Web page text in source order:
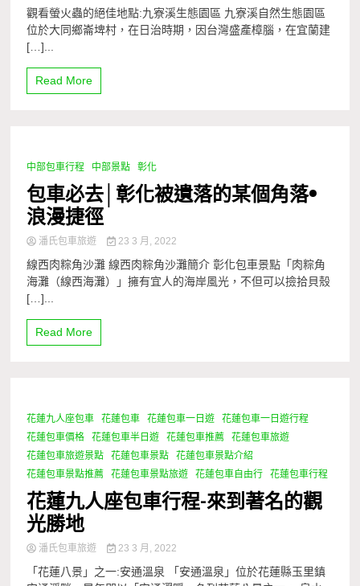
觀看螢火蟲的絕佳地點:九寮溪生態園區 九寮溪自然生態園區
位於大同鄉崙埤村，在日治時期，因台灣盛產樟腦，在宜蘭建
[…]...
Read More
1 Minute
中部包車行程 中部景點 彰化
包車必去│彰化被遺落的某個角落•
浪漫捷徑
潘氏包車旅遊 23 3 月, 2022
線西肉粽角沙灘 線西肉粽角沙灘簡介 彰化包車景點「肉粽角
海灘（線西海灘）」擁有宜人的海岸風光，不但可以撿拾貝殼
[…]...
Read More
1 Minute
花蓮九人座包車 花蓮包車 花蓮包車一日遊
花蓮包車一日遊行程
花蓮包車價格
花蓮包車半日遊 花蓮包車推薦
花蓮包車旅遊
花蓮包車旅遊景點
花蓮包車景點
花蓮包車景點介紹
花蓮包車景點推薦
花蓮包車景點旅遊 花蓮包車自由行 花蓮包車行程
花蓮九人座包車行程-來到著名的觀
光勝地
潘氏包車旅遊 23 3 月, 2022
「花蓮八景」之一:安通溫泉 「安通溫泉」位於花蓮縣玉里鎮